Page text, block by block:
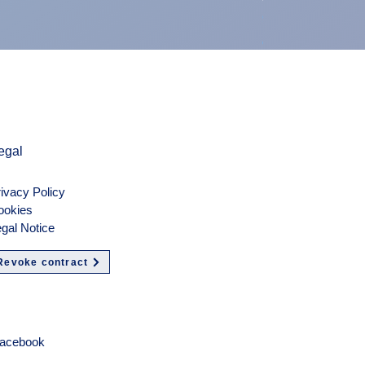
exkl. MwSt.
Policy
Notice
contract